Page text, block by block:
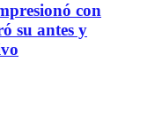
con
su antes y